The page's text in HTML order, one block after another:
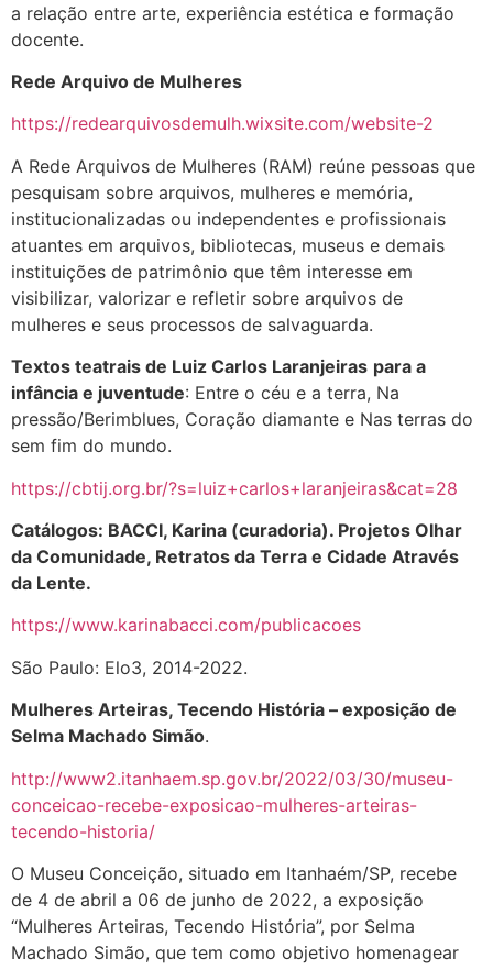
a relação entre arte, experiência estética e formação
docente.
Rede Arquivo de Mulheres
https://redearquivosdemulh.wixsite.com/website-2
A Rede Arquivos de Mulheres (RAM) reúne pessoas que
pesquisam sobre arquivos, mulheres e memória,
institucionalizadas ou independentes e profissionais
atuantes em arquivos, bibliotecas, museus e demais
instituições de patrimônio que têm interesse em
visibilizar, valorizar e refletir sobre arquivos de
mulheres e seus processos de salvaguarda.
Textos teatrais de Luiz Carlos Laranjeiras para a
infância e juventude: Entre o céu e a terra, Na
pressão/Berimblues, Coração diamante e Nas terras do
sem fim do mundo.
https://cbtij.org.br/?s=luiz+carlos+laranjeiras&cat=28
Catálogos: BACCI, Karina (curadoria). Projetos Olhar
da Comunidade, Retratos da Terra e Cidade Através
da Lente.
https://www.karinabacci.com/publicacoes
São Paulo: Elo3, 2014-2022.
Mulheres Arteiras, Tecendo História – exposição de
Selma Machado Simão.
http://www2.itanhaem.sp.gov.br/2022/03/30/museu-
conceicao-recebe-exposicao-mulheres-arteiras-
tecendo-historia/
O Museu Conceição, situado em Itanhaém/SP, recebe
de 4 de abril a 06 de junho de 2022, a exposição
“Mulheres Arteiras, Tecendo História”, por Selma
Machado Simão, que tem como objetivo homenagear